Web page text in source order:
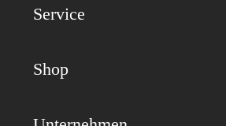
Service
Shop